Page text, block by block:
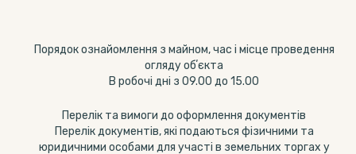
Порядок ознайомлення з майном, час і місце проведення
огляду обʼєкта
В робочі дні з 09.00 до 15.00
Перелік та вимоги до оформлення документів
Перелік документів, які подаються фізичними та
юридичними особами для участі в земельних торгах у